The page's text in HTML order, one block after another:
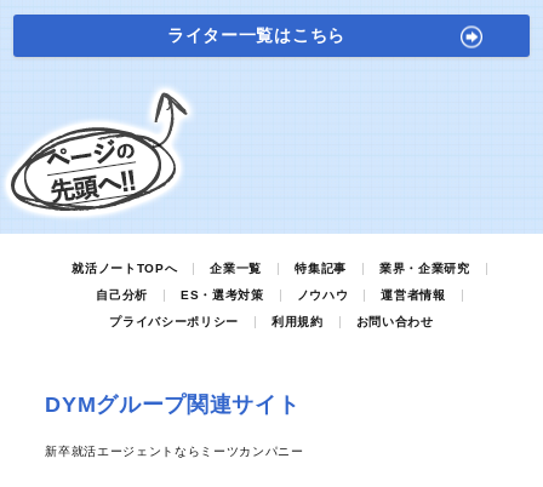
ライター一覧はこちら
就活ノートTOPへ 企業一覧 特集記事
業界・企業研究
自己分析
ES・選考対策 ノウハウ
運営者情報
プライバシーポリシー
利用規約 お問い合わせ
DYMグループ関連サイト
新卒就活エージェントならミーツカンパニー